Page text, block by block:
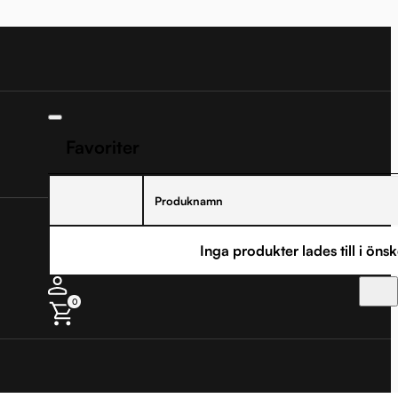
Produknamn
Inga produkter lades till i
0